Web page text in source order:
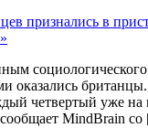
признались в
оказались
четвертый уже на
MindBrain